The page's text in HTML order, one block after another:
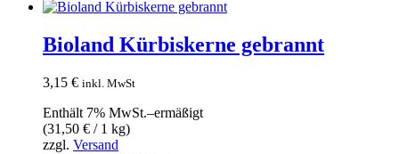
Bioland Kürbiskerne gebrannt
3,15 € inkl. MwSt
Enthält 7% MwSt.–ermäßigt
(31,50 € / 1 kg)
zzgl. Versand